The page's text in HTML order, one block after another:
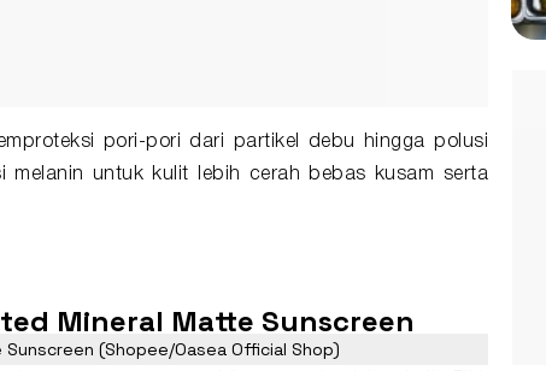
pori-pori dari partikel debu hingga polusi
untuk kulit lebih cerah bebas kusam serta
Mineral Matte Sunscreen
(Shopee/Oasea Official Shop)